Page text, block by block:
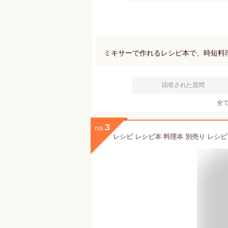
ミキサーで作れるレシピ本で、時短
回答された質問
全
no. 3